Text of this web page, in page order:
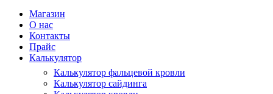
Магазин
О нас
Контакты
Прайс
Калькулятор
Калькулятор фальцевой кровли
Калькулятор сайдинга